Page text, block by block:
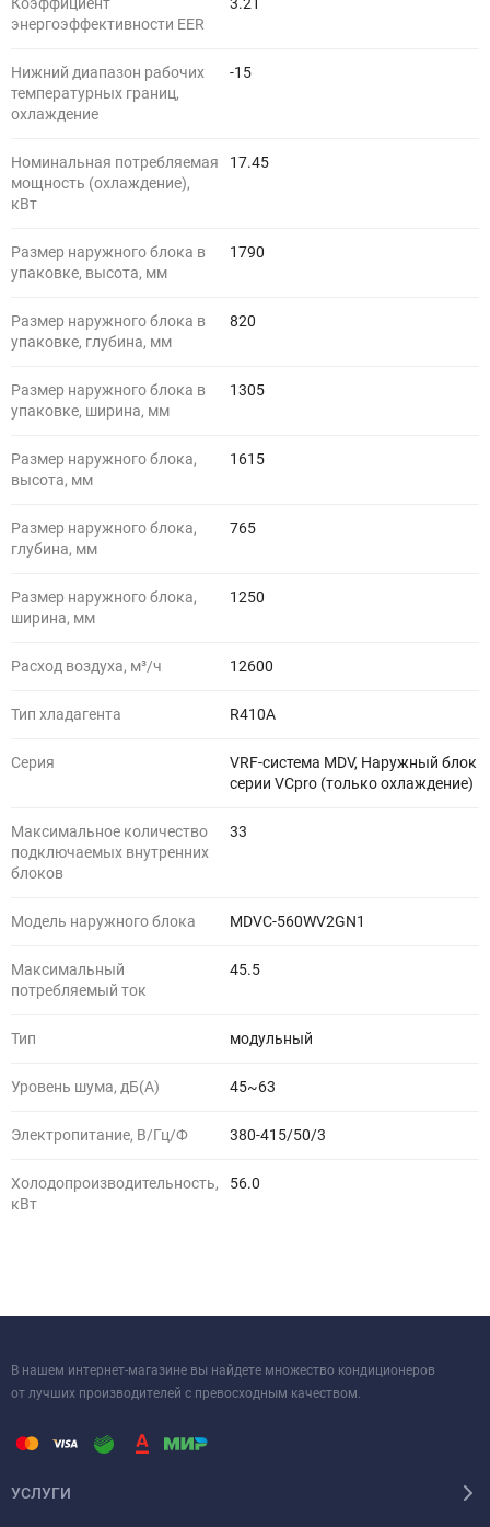
энергоэффективности EER
Нижний диапазон рабочих
температурных границ,
охлаждение
-15
Номинальная потребляемая
мощность (охлаждение),
кВт
17.45
Размер наружного блока в
упаковке, высота, мм
1790
Размер наружного блока в
упаковке, глубина, мм
820
Размер наружного блока в
упаковке, ширина, мм
1305
Размер наружного блока,
высота, мм
1615
Размер наружного блока,
глубина, мм
765
Размер наружного блока,
ширина, мм
1250
Расход воздуха, м³/ч 12600
Тип хладагента R410A
Серия
VRF-система MDV, Наружный блок
серии VCpro (только охлаждение)
Максимальное количество
подключаемых внутренних
блоков
33
Модель наружного блока MDVC-560WV2GN1
Максимальный
потребляемый ток
45.5
Тип модульный
Уровень шума, дБ(A) 45~63
Электропитание, В/Гц/Ф 380-415/50/3
Холодопроизводительность,
кВт
56.0
В нашем интернет-магазине вы найдете множество кондиционеров
от лучших производителей с превосходным качеством.
УСЛУГИ